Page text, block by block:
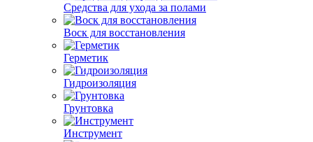
Средства для ухода за полами
Воск для восстановления
Герметик
Гидроизоляция
Грунтовка
Инструмент